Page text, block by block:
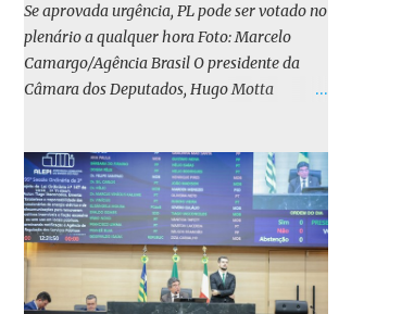
Se aprovada urgência, PL pode ser votado no
plenário a qualquer hora Foto: Marcelo
Camargo/Agência Brasil O presidente da
Câmara dos Deputados, Hugo Motta
líderes para discutir a votação da urgência
para o projeto de lei (PL) que prevê a anistia
aos condenados por tentativa de golpe de
Estado. Motta disse, em uma rede social, que
a reunião vai “deliberar sobre a urgência dos
projetos que tratam do acontecido em 8 de